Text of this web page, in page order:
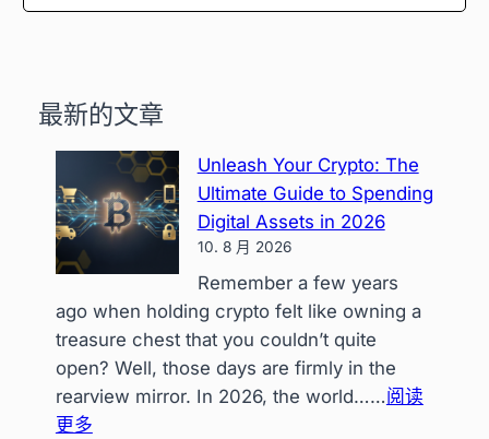
最新的文章
Unleash Your Crypto: The
Ultimate Guide to Spending
Digital Assets in 2026
10. 8 月 2026
Remember a few years
ago when holding crypto felt like owning a
treasure chest that you couldn’t quite
open? Well, those days are firmly in the
rearview mirror. In 2026, the world……阅读
更多：